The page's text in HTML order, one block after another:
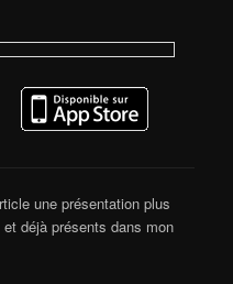
une présentation plus
déjà présents dans mon